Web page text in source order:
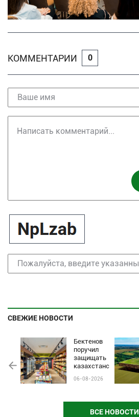
КОММЕНТАРИИ 0
СВЕЖИЕ НОВОСТИ
Бектенов
поручил
защищать
казахстанские
чёрного пиара
06-08-2026
ВСЕ НОВОСТИ